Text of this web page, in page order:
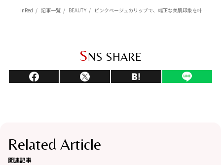
InRed 記事一覧 BEAUTY ピンクベージュのリップで、端正な美肌印象を叶える！【美肌見えカラーメイク】
SNS SHARE
Related Article
関連記事